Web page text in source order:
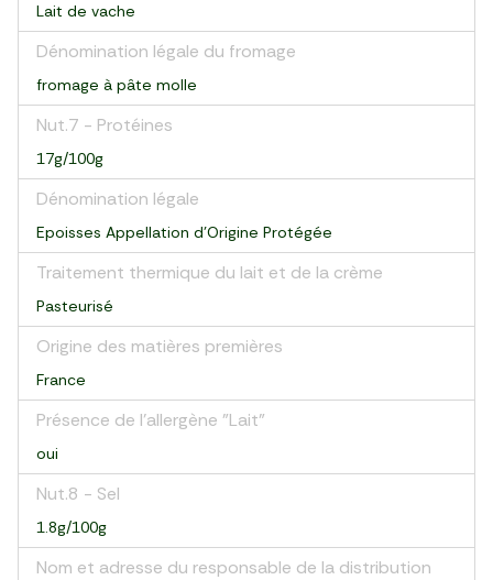
Lait de vache
Dénomination légale du fromage
fromage à pâte molle
Nut.7 - Protéines
17g/100g
Dénomination légale
Epoisses Appellation d'Origine Protégée
Traitement thermique du lait et de la crème
Pasteurisé
Origine des matières premières
France
Présence de l'allergène "Lait"
oui
Nut.8 - Sel
1.8g/100g
Nom et adresse du responsable de la distribution